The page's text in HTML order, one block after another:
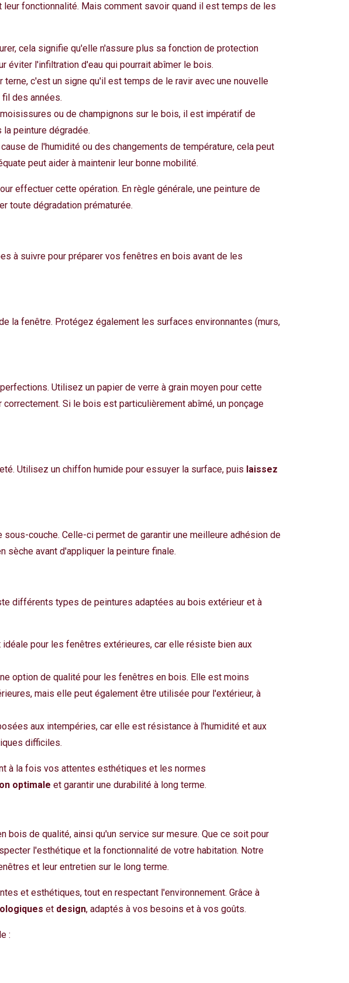
fonctionnalité. Mais comment savoir quand il est temps de les
cela signifie qu'elle n'assure plus sa fonction de protection
éviter l'infiltration d'eau qui pourrait abîmer le bois.
c'est un signe qu'il est temps de le ravir avec une nouvelle
des années.
ou de champignons sur le bois, il est impératif de
peinture dégradée.
de l'humidité ou des changements de température, cela peut
peut aider à maintenir leur bonne mobilité.
effectuer cette opération. En règle générale, une peinture de
toute dégradation prématurée.
à suivre pour préparer vos fenêtres en bois avant de les
la fenêtre. Protégez également les surfaces environnantes (murs,
Utilisez un papier de verre à grain moyen pour cette
Si le bois est particulièrement abîmé, un ponçage
Utilisez un chiffon humide pour essuyer la surface, puis laissez
couche. Celle-ci permet de garantir une meilleure adhésion de
avant d'appliquer la peinture finale.
différents types de peintures adaptées au bois extérieur et à
pour les fenêtres extérieures, car elle résiste bien aux
option de qualité pour les fenêtres en bois. Elle est moins
mais elle peut également être utilisée pour l'extérieur, à
aux intempéries, car elle est résistance à l'humidité et aux
difficiles.
à la fois vos attentes esthétiques et les normes
optimale et garantir une durabilité à long terme.
bois de qualité, ainsi qu'un service sur mesure. Que ce soit pour
l'esthétique et la fonctionnalité de votre habitation. Notre
et leur entretien sur le long terme.
et esthétiques, tout en respectant l'environnement. Grâce à
et design, adaptés à vos besoins et à vos goûts.
: